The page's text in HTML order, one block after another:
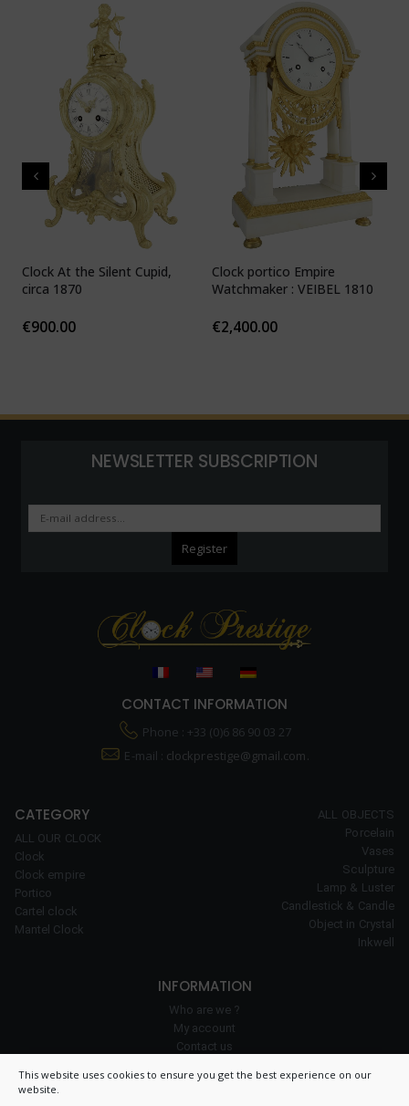
This website uses cookies to ensure you get the best experience on our
website.
Clock At the Silent Cupid,
circa 1870
€900.00
Clock portico Empire
Watchmaker : VEIBEL 1810
€2,400.00
NEWSLETTER SUBSCRIPTION
CONTACT INFORMATION
Phone : +33 (0)6 86 90 03 27
E-mail : clockprestige@gmail.com.
CATEGORY
ALL OUR CLOCK
Clock
Clock empire
Portico
Cartel clock
Mantel Clock
ALL OBJECTS
Porcelain
Vases
Sculpture
Lamp & Luster
Candlestick & Candle
Object in Crystal
Inkwell
INFORMATION
Who are we ?
My account
Contact us
Cookie policy